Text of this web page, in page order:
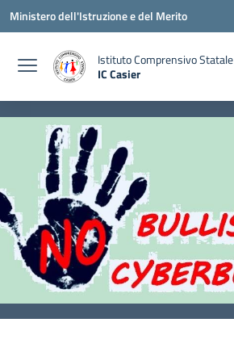
Vai ai contenuti
Vai al menu di navigazione
Vai al footer
Ministero dell'Istruzione e del Merito
Istituto Comprensivo Statale
IC Casier